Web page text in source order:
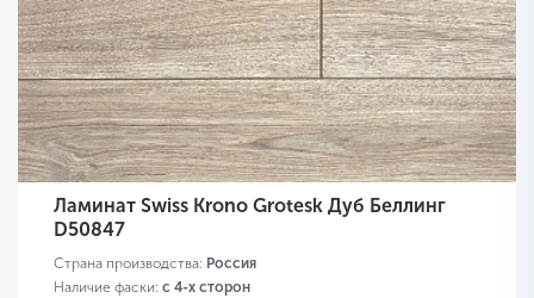
Ламинат Swiss Krono Grotesk Дуб Беллинг
D50847
Страна производства: Россия
Наличие фаски: с 4-х сторон